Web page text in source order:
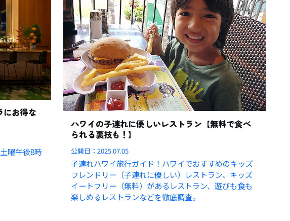
にお得な
曜午後8時
ハワイの子連れに優しいレストラン【無料で食べ
られる裏技も！】
公開日：2025.07.05
子連れハワイ旅行ガイド！ハワイでおすすめのキッズ
フレンドリー（子連れに優しい）レストラン、キッズ
イートフリー（無料）があるレストラン、遊びも食も
楽しめるレストランなどを徹底調査。